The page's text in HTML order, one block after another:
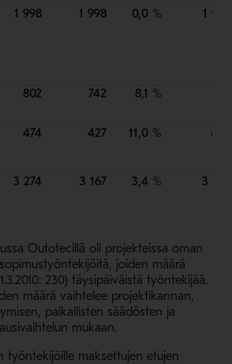
1 998 1 998 0,0 % 1 945
802 742 8,1 %
474 427 11,0 % 426
3 274 3 167 3,4 % 3 130
Outotecillä oli projekteissa oman
joiden määrä
230) täysipäiväistä työntekijää.
määrä vaihtelee projektikannan,
paikallisten säädösten ja
mukaan.
työntekijöille maksettujen etujen